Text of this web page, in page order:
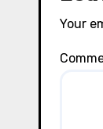
Your